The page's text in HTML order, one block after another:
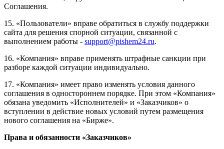
Соглашения.
15. «Пользователи» вправе обратиться в службу поддержки
сайта для решения спорной ситуации, связанной с
выполнением работы - support@pishem24.ru.
16. «Компания» вправе применять штрафные санкции при
разборе каждой ситуации индивидуально.
17. «Компания» имеет право изменять условия данного
соглашения в одностороннем порядке. При этом «Компания»
обязана уведомить «Исполнителей» и «Заказчиков» о
вступлении в действие новых условий путем размещения
нового соглашения на «Бирже».
Права и обязанности «Заказчиков»